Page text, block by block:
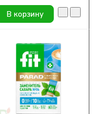
В корзину